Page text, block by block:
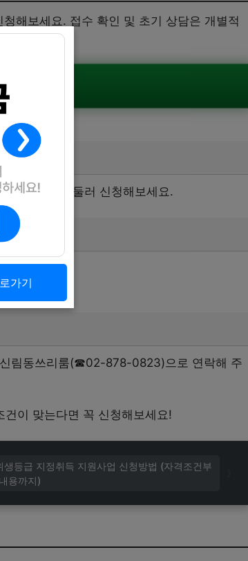
해보세요. 접수 확인 및 초기 상담은 개별적
분들은 서둘러 신청해보세요.
림동쓰리룸(☎02-878-0823)으로 연락해 주
이 맞는다면 꼭 신청해보세요!
등급 지정취득 지원사업 신청방법 (자격조건부
용까지)
가기